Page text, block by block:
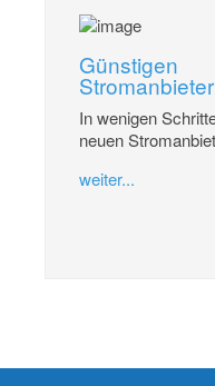
Günstigen
In wenigen
neuen
weiter...